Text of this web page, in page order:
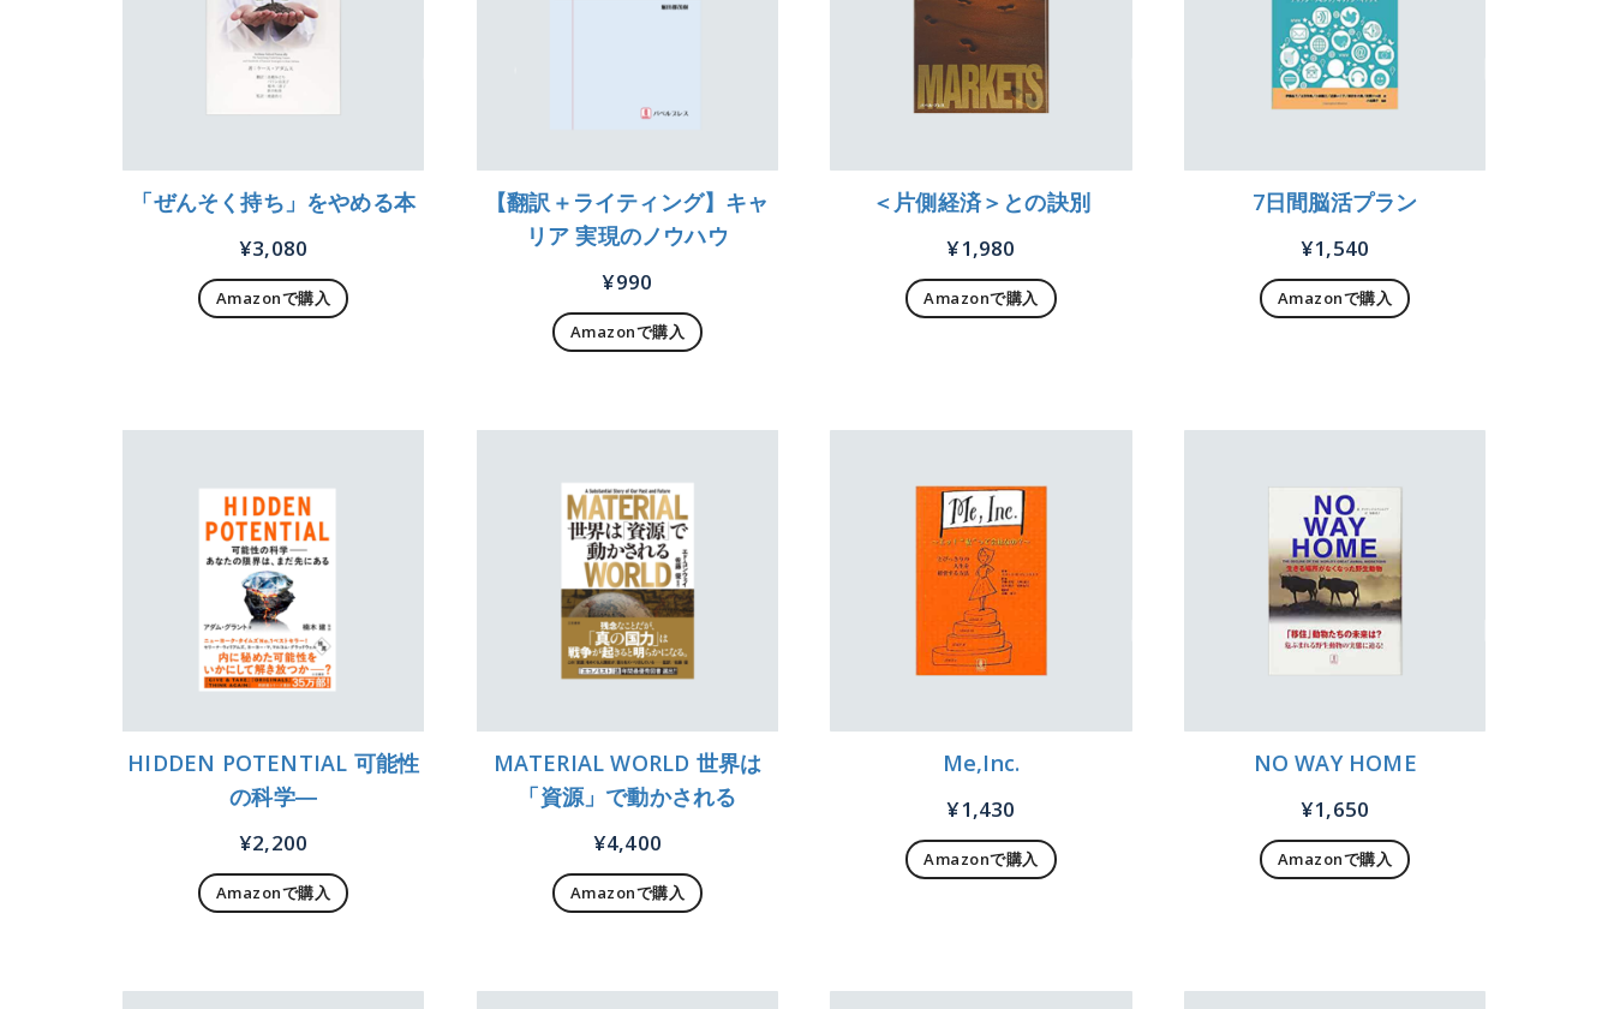
「ぜんそく持ち」をやめる本
¥3,080
Amazonで購入
【翻訳＋ライティング】キャ
リア 実現のノウハウ
¥990
Amazonで購入
＜片側経済＞との訣別
¥1,980
Amazonで購入
7日間脳活プラン
¥1,540
Amazonで購入
HIDDEN POTENTIAL 可能性
の科学―
¥2,200
Amazonで購入
MATERIAL WORLD 世界は
「資源」で動かされる
¥4,400
Amazonで購入
Me,Inc.
¥1,430
Amazonで購入
NO WAY HOME
¥1,650
Amazonで購入